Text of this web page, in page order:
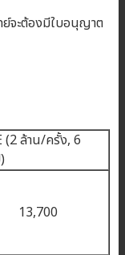
จะต้องมีใบอนุญาต
(2 ล้าน/ครั้ง, 6
13,700